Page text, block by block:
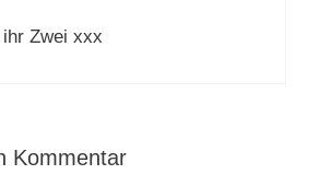
Zwei xxx
Kommentar